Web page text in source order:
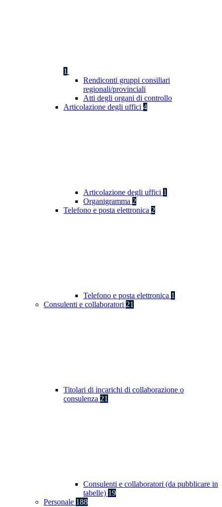
1
Rendiconti gruppi consiliari
regionali/provinciali
Atti degli organi di controllo
Articolazione degli uffici 4
Articolazione degli uffici 1
Organigramma 2
Telefono e posta elettronica 2
Telefono e posta elettronica 1
Consulenti e collaboratori 21
Titolari di incarichi di collaborazione o
consulenza 21
Consulenti e collaboratori (da pubblicare in
tabelle) 19
Personale 188